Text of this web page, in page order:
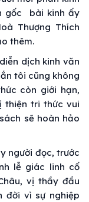
gốc bài kinh ấy
Thượng Thích
thêm.
diễn dịch kinh văn
tôi cũng không
còn giới hạn,
thiện tri thức vui
sẽ hoàn hảo
đọc, trước
lễ giác linh cố
, vị thầy đầu
đời vì sự nghiệp